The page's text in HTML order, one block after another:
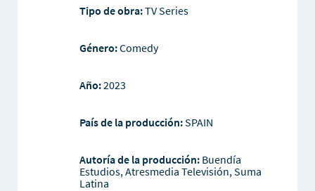
Tipo de obra:TV Series
Género:Comedy
Año:2023
País de la producción:SPAIN
Autoría de la producción: Buendía
Estudios, Atresmedia Televisión, Suma
Latina